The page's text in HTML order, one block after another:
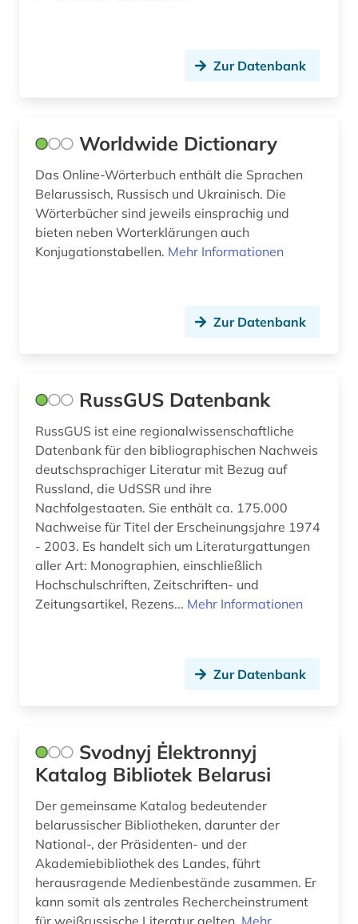
Zur Datenbank
Worldwide Dictionary
Das Online-Wörterbuch enthält die Sprachen
Belarussisch, Russisch und Ukrainisch. Die
Wörterbücher sind jeweils einsprachig und
bieten neben Worterklärungen auch
Konjugationstabellen. Mehr Informationen
Zur Datenbank
RussGUS Datenbank
RussGUS ist eine regionalwissenschaftliche
Datenbank für den bibliographischen Nachweis
deutschsprachiger Literatur mit Bezug auf
Russland, die UdSSR und ihre
Nachfolgestaaten. Sie enthält ca. 175.000
Nachweise für Titel der Erscheinungsjahre 1974
- 2003. Es handelt sich um Literaturgattungen
aller Art: Monographien, einschließlich
Hochschulschriften, Zeitschriften- und
Zeitungsartikel, Rezens... Mehr Informationen
Zur Datenbank
Svodnyj Ėlektronnyj
Katalog Bibliotek Belarusi
Der gemeinsame Katalog bedeutender
belarussischer Bibliotheken, darunter der
National-, der Präsidenten- und der
Akademiebibliothek des Landes, führt
herausragende Medienbestände zusammen. Er
kann somit als zentrales Rechercheinstrument